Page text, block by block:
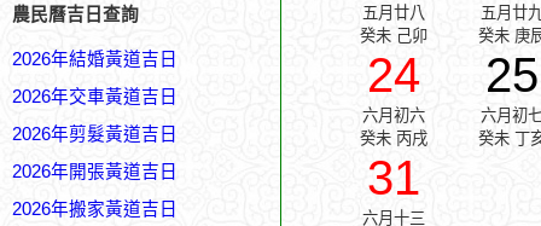
農民曆吉日查詢
2026年結婚黃道吉日
2026年交車黃道吉日
2026年剪髮黃道吉日
2026年開張黃道吉日
2026年搬家黃道吉日
五月廿八
癸未 己卯
五月廿
癸未 庚
24
六月初六
癸未 丙戌
25
六月初
癸未 丁
31
六月十三